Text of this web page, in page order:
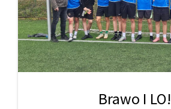
Brawo I LO!